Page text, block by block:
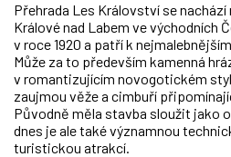
Přehrada Les Království se nachází
Králové nad Labem ve východních
v roce 1920 a patří k
Může za to především kamenná
v romantizujícím novogotickém
zaujmou věže a cimbuří
Původně měla stavba sloužit jako
dnes je ale také významnou
turistickou atrakcí.